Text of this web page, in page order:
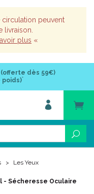
circulation peuvent
livraison.
plus «
(offerte dès 59€)
poids)*
Les Yeux
- Sécheresse Oculaire